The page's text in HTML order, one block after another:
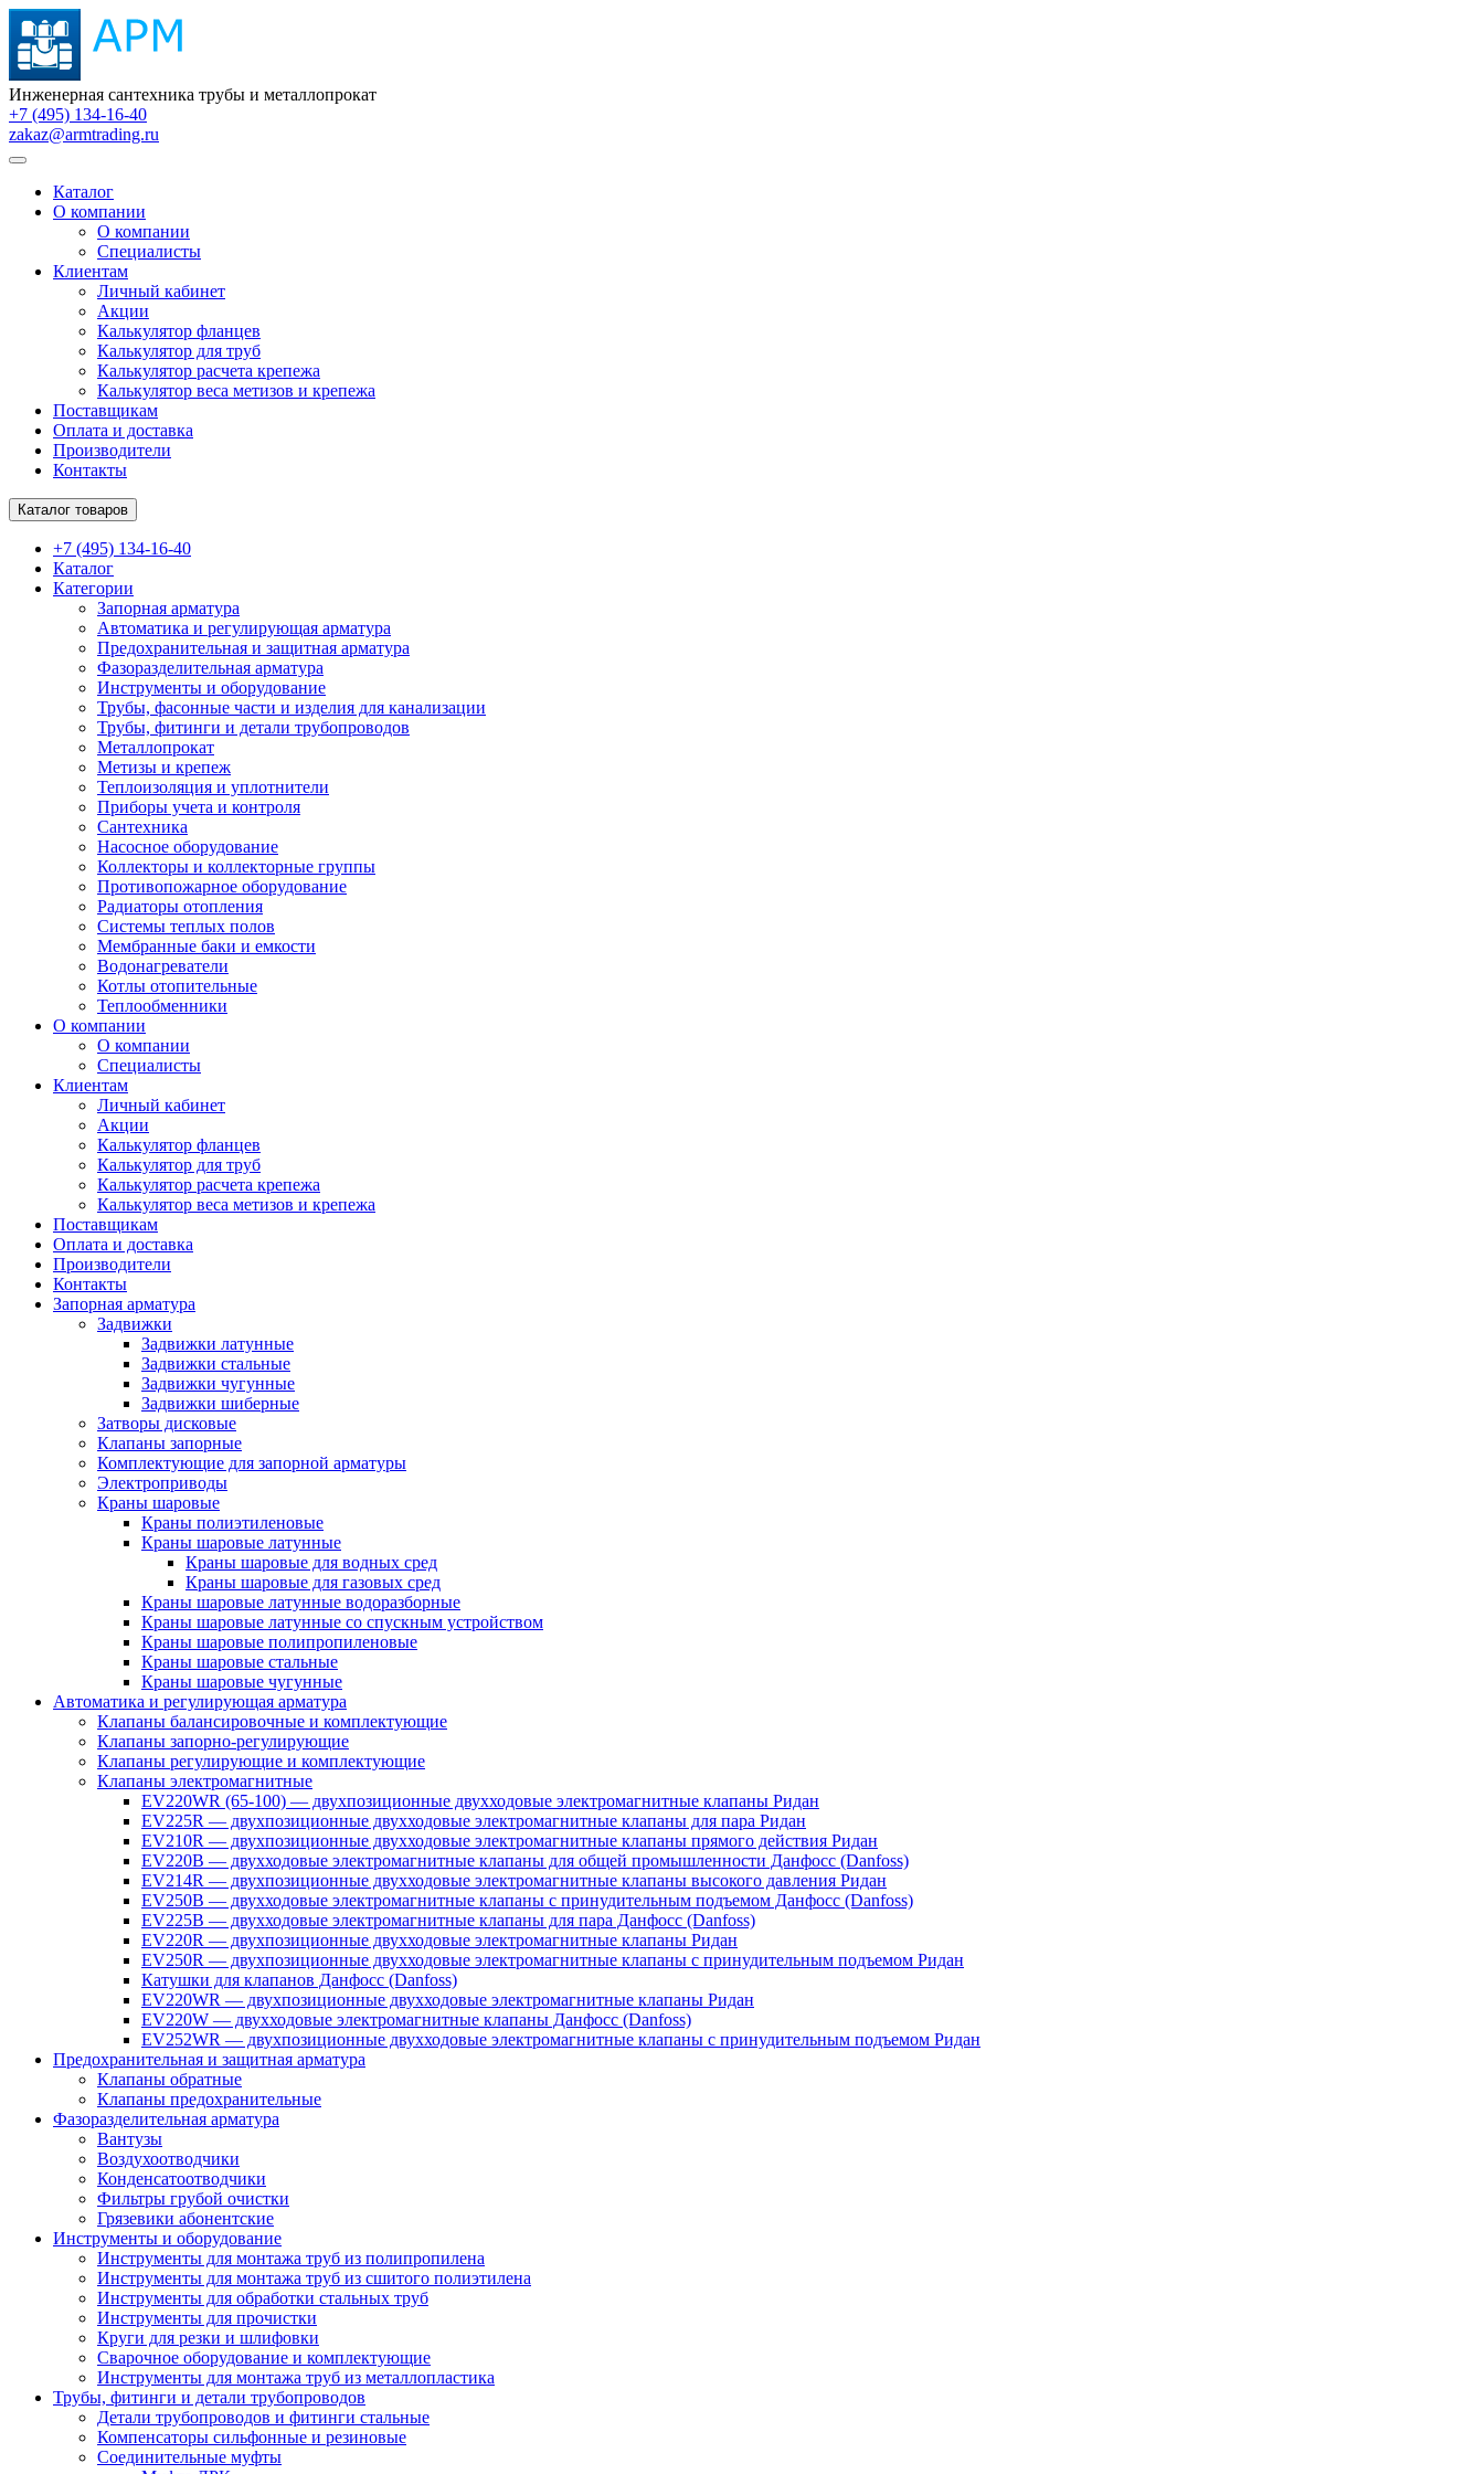
Инженерная сантехника трубы и металлопрокат
+7 (495) 134-16-40
zakaz@armtrading.ru
Каталог
О компании
О компании
Специалисты
Клиентам
Личный кабинет
Акции
Калькулятор фланцев
Калькулятор для труб
Калькулятор расчета крепежа
Калькулятор веса метизов и крепежа
Поставщикам
Оплата и доставка
Производители
Контакты
Каталог товаров
+7 (495) 134-16-40
Каталог
Категории
Запорная арматура
Автоматика и регулирующая арматура
Предохранительная и защитная арматура
Фазоразделительная арматура
Инструменты и оборудование
Трубы, фасонные части и изделия для канализации
Трубы, фитинги и детали трубопроводов
Металлопрокат
Метизы и крепеж
Теплоизоляция и уплотнители
Приборы учета и контроля
Сантехника
Насосное оборудование
Коллекторы и коллекторные группы
Противопожарное оборудование
Радиаторы отопления
Системы теплых полов
Мембранные баки и емкости
Водонагреватели
Котлы отопительные
Теплообменники
О компании
О компании
Специалисты
Клиентам
Личный кабинет
Акции
Калькулятор фланцев
Калькулятор для труб
Калькулятор расчета крепежа
Калькулятор веса метизов и крепежа
Поставщикам
Оплата и доставка
Производители
Контакты
Запорная арматура
Задвижки
Задвижки латунные
Задвижки стальные
Задвижки чугунные
Задвижки шиберные
Затворы дисковые
Клапаны запорные
Комплектующие для запорной арматуры
Электроприводы
Краны шаровые
Краны полиэтиленовые
Краны шаровые латунные
Краны шаровые для водных сред
Краны шаровые для газовых сред
Краны шаровые латунные водоразборные
Краны шаровые латунные со спускным устройством
Краны шаровые полипропиленовые
Краны шаровые стальные
Краны шаровые чугунные
Автоматика и регулирующая арматура
Клапаны балансировочные и комплектующие
Клапаны запорно-регулирующие
Клапаны регулирующие и комплектующие
Клапаны электромагнитные
EV220WR (65-100) — двухпозиционные двухходовые электромагнитные клапаны Ридан
EV225R — двухпозиционные двухходовые электромагнитные клапаны для пара Ридан
EV210R — двухпозиционные двухходовые электромагнитные клапаны прямого действия Ридан
EV220B — двухходовые электромагнитные клапаны для общей промышленности Данфосс (Danfoss)
EV214R — двухпозиционные двухходовые электромагнитные клапаны высокого давления Ридан
EV250B — двухходовые электромагнитные клапаны с принудительным подъемом Данфосс (Danfoss)
EV225B — двухходовые электромагнитные клапаны для пара Данфосс (Danfoss)
EV220R — двухпозиционные двухходовые электромагнитные клапаны Ридан
EV250R — двухпозиционные двухходовые электромагнитные клапаны с принудительным подъемом Ридан
Катушки для клапанов Данфосс (Danfoss)
EV220WR — двухпозиционные двухходовые электромагнитные клапаны Ридан
EV220W — двухходовые электромагнитные клапаны Данфосс (Danfoss)
EV252WR — двухпозиционные двухходовые электромагнитные клапаны с принудительным подъемом Ридан
Предохранительная и защитная арматура
Клапаны обратные
Клапаны предохранительные
Фазоразделительная арматура
Вантузы
Воздухоотводчики
Конденсатоотводчики
Фильтры грубой очистки
Грязевики абонентские
Инструменты и оборудование
Инструменты для монтажа труб из полипропилена
Инструменты для монтажа труб из сшитого полиэтилена
Инструменты для обработки стальных труб
Инструменты для прочистки
Круги для резки и шлифовки
Сварочное оборудование и комплектующие
Инструменты для монтажа труб из металлопластика
Трубы, фитинги и детали трубопроводов
Детали трубопроводов и фитинги стальные
Компенсаторы сильфонные и резиновые
Соединительные муфты